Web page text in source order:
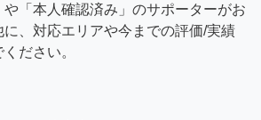
や「本人確認済み」のサポーターがお
、対応エリアや今までの評価/実績
ださい。